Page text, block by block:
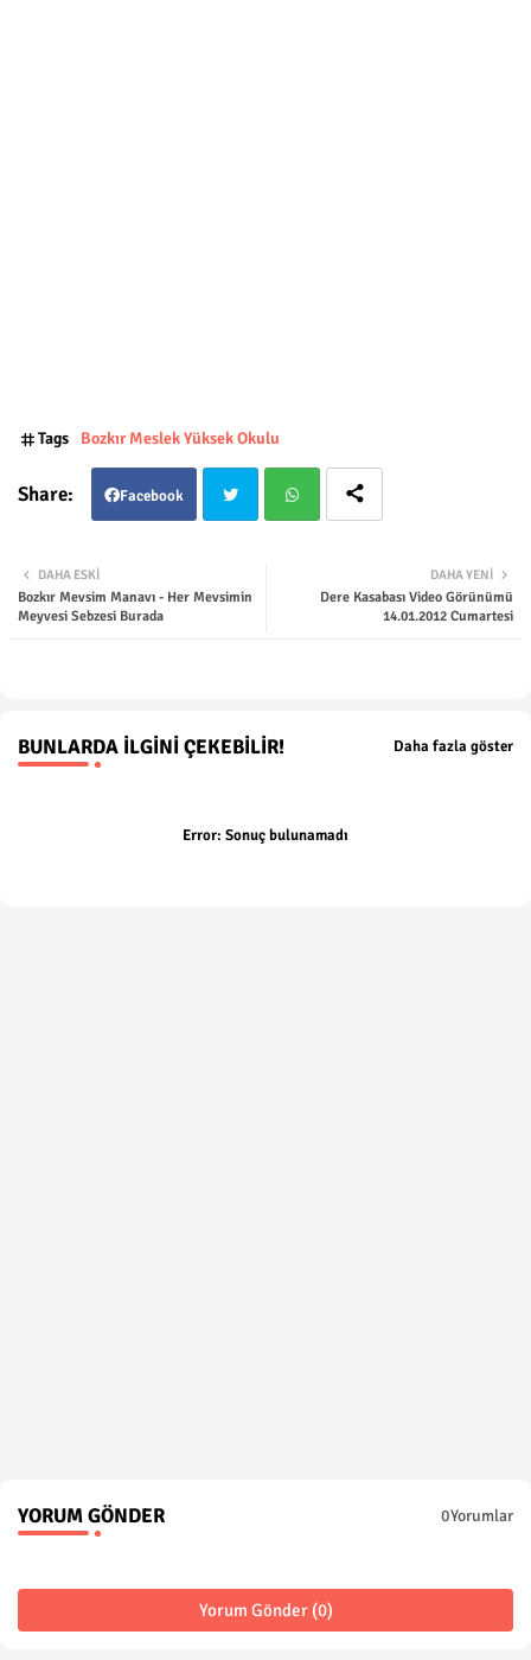
Tags Bozkır Meslek Yüksek Okulu
Facebook
ter
DAHA YENI
Dere Kasabası Video Görünümü
14.01.2012 Cumartesi
DAHA ESKI
Bozkır Mevsim Manavı - Her Mevsimin
Meyvesi Sebzesi Burada
BUNLARDA İLGINI ÇEKEBILIR! Daha fazla göster
Error: Sonuç bulunamadı
YORUM GÖNDER 0Yorumlar
Yorum Gönder (0)